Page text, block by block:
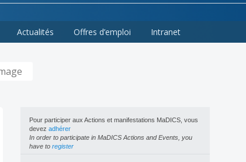
Actualités Offres d’emploi Intranet
Pour participer aux Actions et manifestations MaDICS, vous
devez adhérer
In order to participate in MaDICS Actions and Events, you
have to register